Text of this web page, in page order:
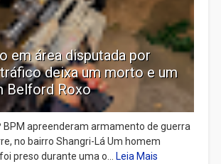
em área disputada por
deixa um morto e um
Belford Roxo
BPM apreenderam armamento de guerra
no bairro Shangri-Lá Um homem
preso durante uma o...
Leia Mais